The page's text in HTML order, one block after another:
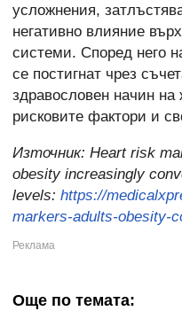
усложнения,
негативно влияние
системи. Според него
се постигнат чрез
здравословен начин на
рисковите фактори и
Източник: Heart risk
obesity increasingly
levels: https://
markers-adults-obesity-
Още по темата: